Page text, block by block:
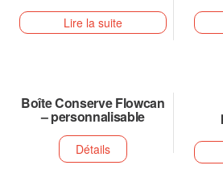
Lire la suite
Boîte Conserve Flowcan
– personnalisable
Détails